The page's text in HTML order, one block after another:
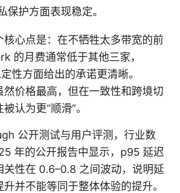
保护方面表现稳定。
核心点是：在不牺牲太多带宽的前
的月费通常低于其他三家，
性方面给出的承诺更清晰。
然价格最高，但在一致性和跨境切
认为更“顺滑”。
公开测试与用户评测，行业数
年的公开报告中显示，p95 延迟
关性在 0.6–0.8 之间波动，说明延
并不能等同于整体体验的提升。